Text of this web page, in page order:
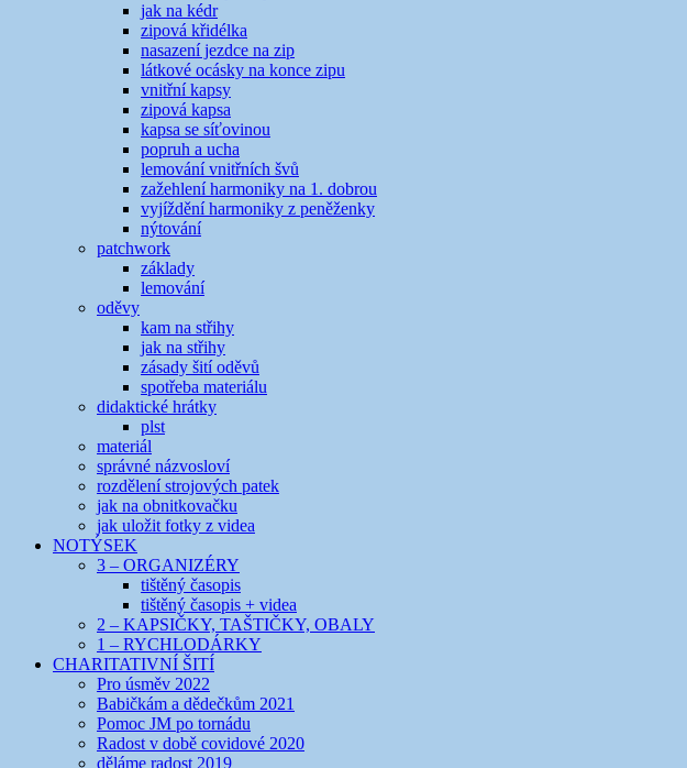
jak na kédr
zipová křidélka
nasazení jezdce na zip
látkové ocásky na konce zipu
vnitřní kapsy
zipová kapsa
kapsa se síťovinou
popruh a ucha
lemování vnitřních švů
zažehlení harmoniky na 1. dobrou
vyjíždění harmoniky z peněženky
nýtování
patchwork
základy
lemování
oděvy
kam na střihy
jak na střihy
zásady šití oděvů
spotřeba materiálu
didaktické hrátky
plst
materiál
správné názvosloví
rozdělení strojových patek
jak na obnitkovačku
jak uložit fotky z videa
NOTÝSEK
3 – ORGANIZÉRY
tištěný časopis
tištěný časopis + videa
2 – KAPSIČKY, TAŠTIČKY, OBALY
1 – RYCHLODÁRKY
CHARITATIVNÍ ŠITÍ
Pro úsměv 2022
Babičkám a dědečkům 2021
Pomoc JM po tornádu
Radost v době covidové 2020
děláme radost 2019